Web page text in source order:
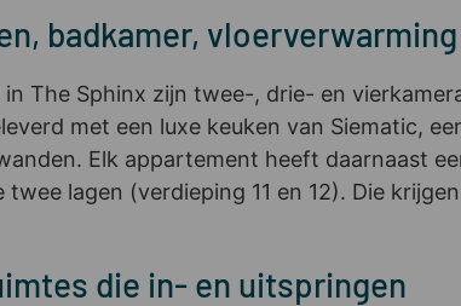
badkamer,
The Sphinx zijn twee-, drie- en
met een luxe keuken van Siematic,
Elk appartement heeft daarnaast
lagen (verdieping 11 en 12). Die
die in- en uitspringen